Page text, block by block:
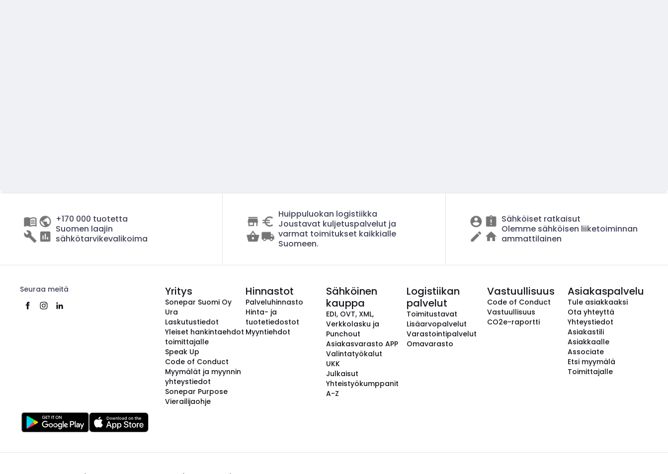
+170 000 tuotetta
Suomen laajin
sähkötarvikevalikoima
Huippuluokan logistiikka
Joustavat kuljetuspalvelut ja
varmat toimitukset kaikkialle
Suomeen.
Sähköiset ratkaisut
Olemme sähköisen liiketoiminnan
ammattilainen
Seuraa meitä Yritys
Sonepar Suomi Oy
Ura
Laskutustiedot
Yleiset hankintaehdot
toimittajalle
Speak Up
Code of Conduct
Myymälät ja myynnin
yhteystiedot
Sonepar Purpose
Vierailijaohje
Hinnastot
Palveluhinnasto
Hinta- ja
tuotetiedostot
Myyntiehdot
Sähköinen
kauppa
EDI, OVT, XML,
Verkkolasku ja
Punchout
Asiakasvarasto APP
Valintatyökalut
UKK
Julkaisut
Yhteistyökumppanit
A-Z
Logistiikan
palvelut
Toimitustavat
Lisäarvopalvelut
Varastointipalvelut
Omavarasto
Vastuullisuus
Code of Conduct
Vastuullisuus
CO2e-raportti
Asiakaspalvelu
Tule asiakkaaksi
Ota yhteyttä
Yhteystiedot
Asiakastili
Asiakkaalle
Associate
Etsi myymälä
Toimittajalle